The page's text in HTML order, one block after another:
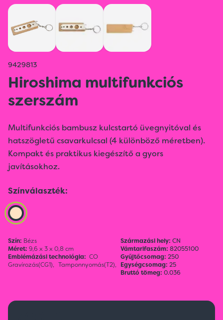
9429813
Hiroshima multifunkciós
szerszám
Multifunkciós bambusz kulcstartó üvegnyitóval és
hatszögletű csavarkulcsal (4 különböző méretben).
Kompakt és praktikus kiegészítő a gyors
javításokhoz.
Színválaszték:
Szín: Bézs
Méret: 9,6 x 3 x 0,8 cm
Emblémázási technológia: CO
Gravírozás(CG1), Tamponnyomás(T2),
Származási hely: CN
Vámtarifaszám: 82055100
Gyűjtőcsomag: 250
Egységcsomag: 25
Bruttó tömeg: 0.036